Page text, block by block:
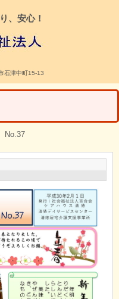
、安心！
石津中町15-13
No.37